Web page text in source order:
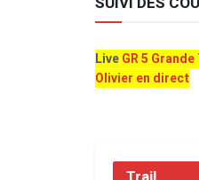
LiveGR 5
Olivier en direct